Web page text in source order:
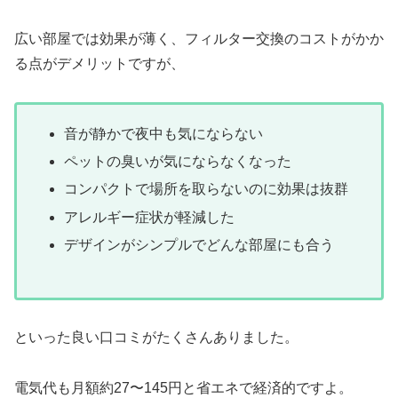
広い部屋では効果が薄く、フィルター交換のコストがかか
る点がデメリットですが、
音が静かで夜中も気にならない
ペットの臭いが気にならなくなった
コンパクトで場所を取らないのに効果は抜群
アレルギー症状が軽減した
デザインがシンプルでどんな部屋にも合う
といった良い口コミがたくさんありました。
電気代も月額約27〜145円と省エネで経済的ですよ。